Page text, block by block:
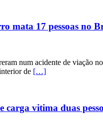
mata 17 pessoas no
num acidente de viação
de […]
carga vitima duas